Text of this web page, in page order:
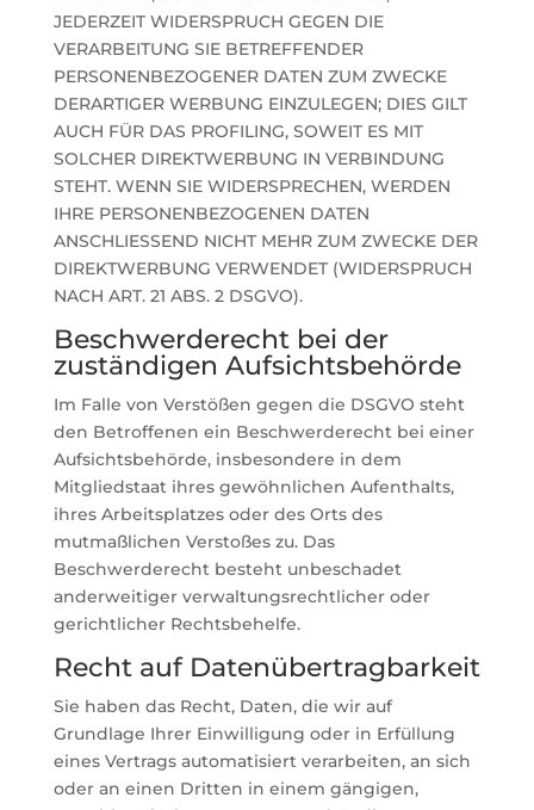
JEDERZEIT WIDERSPRUCH GEGEN DIE
VERARBEITUNG SIE BETREFFENDER
PERSONENBEZOGENER DATEN ZUM ZWECKE
DERARTIGER WERBUNG EINZULEGEN; DIES GILT
AUCH FÜR DAS PROFILING, SOWEIT ES MIT
SOLCHER DIREKTWERBUNG IN VERBINDUNG
STEHT. WENN SIE WIDERSPRECHEN, WERDEN
IHRE PERSONENBEZOGENEN DATEN
ANSCHLIESSEND NICHT MEHR ZUM ZWECKE DER
DIREKTWERBUNG VERWENDET (WIDERSPRUCH
NACH ART. 21 ABS. 2 DSGVO).
Beschwerde­recht bei der
zuständigen Aufsichts­behörde
Im Falle von Verstößen gegen die DSGVO steht
den Betroffenen ein Beschwerderecht bei einer
Aufsichtsbehörde, insbesondere in dem
Mitgliedstaat ihres gewöhnlichen Aufenthalts,
ihres Arbeitsplatzes oder des Orts des
mutmaßlichen Verstoßes zu. Das
Beschwerderecht besteht unbeschadet
anderweitiger verwaltungsrechtlicher oder
gerichtlicher Rechtsbehelfe.
Recht auf Daten­übertrag­barkeit
Sie haben das Recht, Daten, die wir auf
Grundlage Ihrer Einwilligung oder in Erfüllung
eines Vertrags automatisiert verarbeiten, an sich
oder an einen Dritten in einem gängigen,